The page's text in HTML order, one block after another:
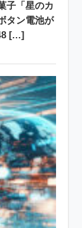
子「星のカ
タン電池が
[…]